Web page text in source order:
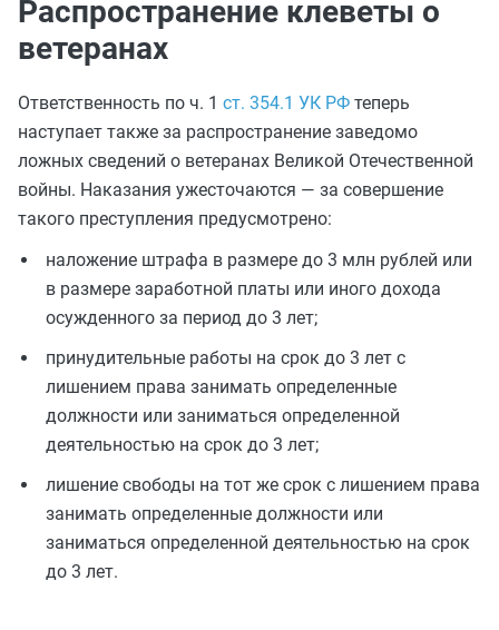
Распространение клеветы о
ветеранах
Ответственность по ч. 1 ст. 354.1 УК РФ теперь
наступает также за распространение заведомо
ложных сведений о ветеранах Великой Отечественной
войны. Наказания ужесточаются — за совершение
такого преступления предусмотрено:
наложение штрафа в размере до 3 млн рублей или
в размере заработной платы или иного дохода
осужденного за период до 3 лет;
принудительные работы на срок до 3 лет с
лишением права занимать определенные
должности или заниматься определенной
деятельностью на срок до 3 лет;
лишение свободы на тот же срок с лишением права
занимать определенные должности или
заниматься определенной деятельностью на срок
до 3 лет.